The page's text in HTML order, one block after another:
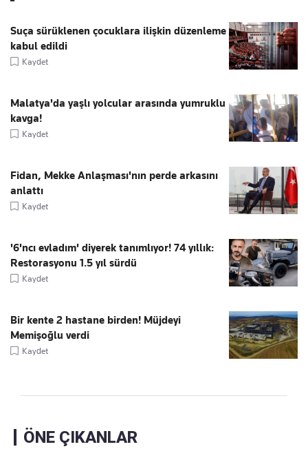
Suça sürüklenen çocuklara ilişkin düzenleme
kabul edildi
Kaydet
Malatya'da yaşlı yolcular arasında yumruklu
kavga!
Kaydet
Fidan, Mekke Anlaşması'nın perde arkasını
anlattı
Kaydet
'6'ncı evladım' diyerek tanımlıyor! 74 yıllık:
Restorasyonu 1.5 yıl sürdü
Kaydet
Bir kente 2 hastane birden! Müjdeyi
Memişoğlu verdi
Kaydet
ÖNE ÇIKANLAR